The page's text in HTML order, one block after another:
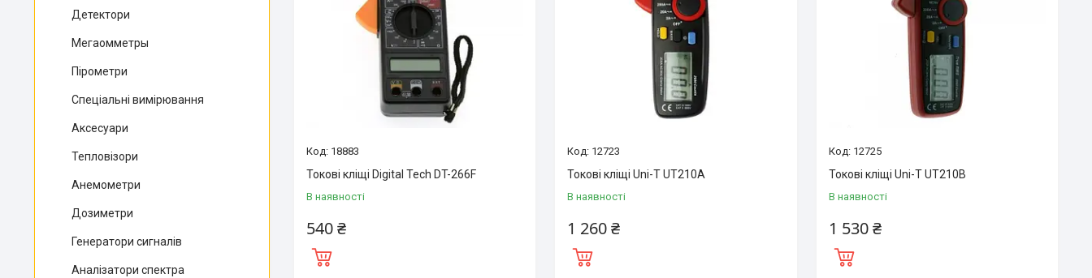
18883
Токові кліщі Digital Tech DT-266F
В наявності
540 ₴
12723
Токові кліщі Uni-T UT210A
В наявності
1 260 ₴
12725
Токові кліщі Uni-T UT210B
В наявності
1 530 ₴
Детектори
Мегаомметры
Пірометри
Спеціальні вимірювання
Аксесуари
Тепловізори
Анемометри
Дозиметри
Генератори сигналів
Аналізатори спектра